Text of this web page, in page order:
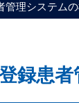
管理システム
患者